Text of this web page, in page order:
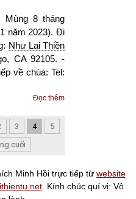
Mùng 8 tháng
năm 2023). Đi
Như Lai Thiền
CA 92105. -
về chùa: Tel:
Đọc thêm
3 4
5
cuối
Minh Hồi trực tiếp từ website
. Kính chúc quí vị: Vô